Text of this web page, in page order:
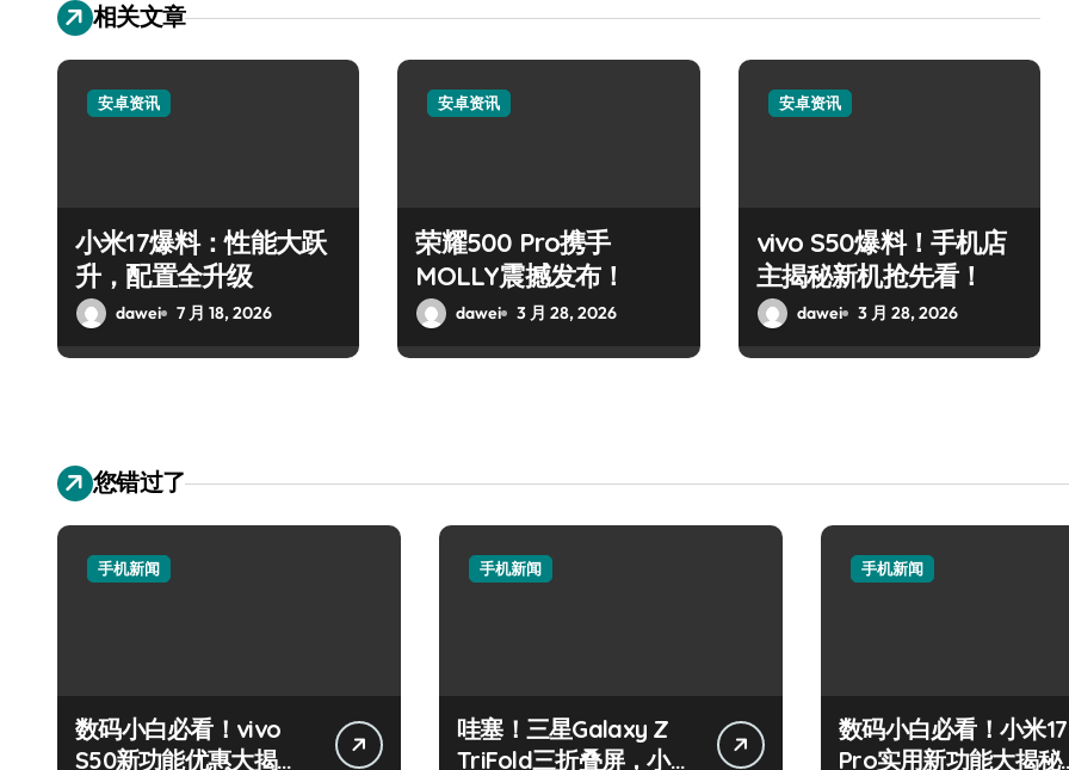
相关文章
安卓资讯
小米17爆料：性能大跃
升，配置全升级
dawei 7 月 18, 2026
安卓资讯
荣耀500 Pro携手
MOLLY震撼发布！
dawei 3 月 28, 2026
安卓资讯
vivo S50爆料！手机店
主揭秘新机抢先看！
dawei 3 月 28, 2026
您错过了
手机新闻
数码小白必看！vivo
S50新功能优惠大揭
手机新闻
哇塞！三星Galaxy Z
TriFold三折叠屏，小白
手机新闻
数码小白必看！小米17
Pro实用新功能大揭秘